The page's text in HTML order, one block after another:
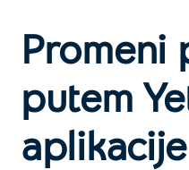
Promeni
putem
aplikacije